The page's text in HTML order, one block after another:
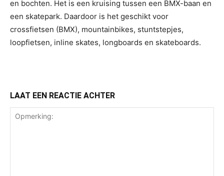
en bochten. Het is een kruising tussen een BMX-baan en
een skatepark. Daardoor is het geschikt voor
crossfietsen (BMX), mountainbikes, stuntstepjes,
loopfietsen, inline skates, longboards en skateboards.
LAAT EEN REACTIE ACHTER